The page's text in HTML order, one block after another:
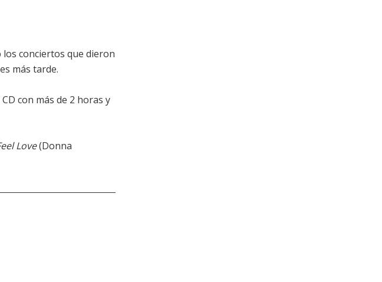
los conciertos que dieron
más tarde.
con más de 2 horas y
Love(Donna